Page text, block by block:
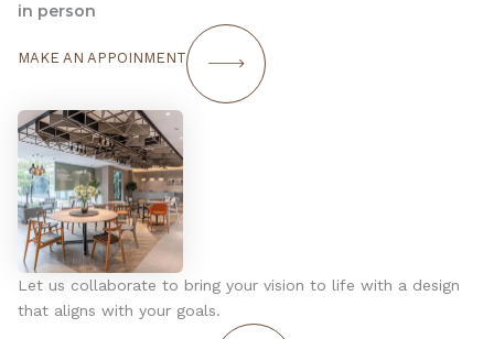
in person
MAKE AN APPOINMENT
Let us collaborate to bring your vision to life with a design
that aligns with your goals.